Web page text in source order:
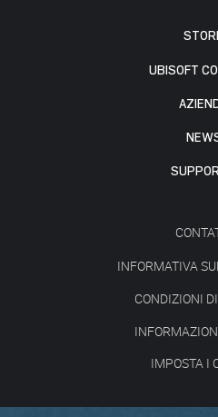
UBISOFT
INFORMATIVA
CONDIZIONI
IMPOSTA I